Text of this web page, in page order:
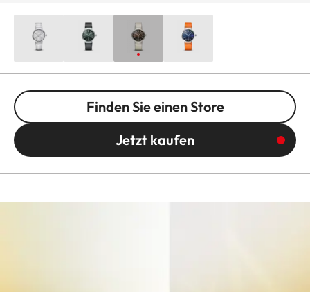
Finden Sie einen Store
Jetzt kaufen